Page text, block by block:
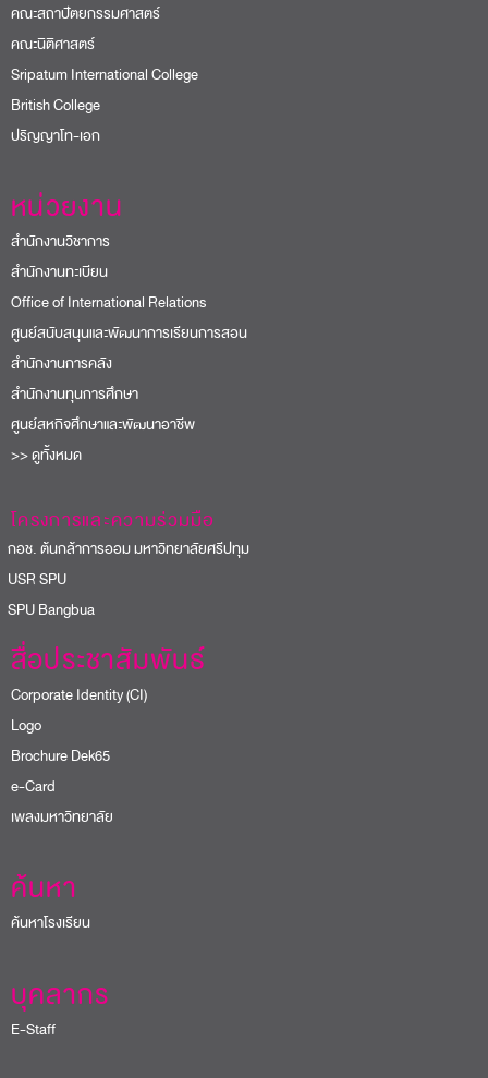
คณะสถาปัตยกรรมศาสตร์
คณะนิติศาสตร์
Sripatum International College
British College
ปริญญาโท-เอก
หน่วยงาน
สำนักงานวิชาการ
สำนักงานทะเบียน
Office of International Relations
ศูนย์สนับสนุนและพัฒนาการเรียนการสอน
สำนักงานการคลัง
สำนักงานทุนการศึกษา
ศูนย์สหกิจศึกษาและพัฒนาอาชีพ
>> ดูทั้งหมด
โครงการและความร่วมมือ
ช. ต้นกล้าการออม มหาวิทยาลัยศรีปทุม
SPU
Bangbua
สื่อประชาสัมพันธ์
Corporate Identity (CI)
Logo
Brochure Dek65
e-Card
เพลงมหาวิทยาลัย
ค้นหา
ค้นหาโรงเรียน
บุคลากร
E-Staff